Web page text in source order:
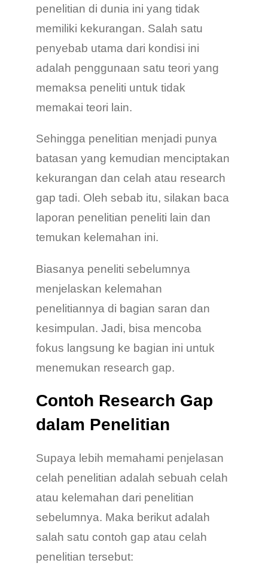
penelitian di dunia ini yang tidak
memiliki kekurangan. Salah satu
penyebab utama dari kondisi ini
adalah penggunaan satu teori yang
memaksa peneliti untuk tidak
memakai teori lain.
Sehingga penelitian menjadi punya
batasan yang kemudian menciptakan
kekurangan dan celah atau research
gap tadi. Oleh sebab itu, silakan baca
laporan penelitian peneliti lain dan
temukan kelemahan ini.
Biasanya peneliti sebelumnya
menjelaskan kelemahan
penelitiannya di bagian saran dan
kesimpulan. Jadi, bisa mencoba
fokus langsung ke bagian ini untuk
menemukan research gap.
Contoh Research Gap
dalam Penelitian
Supaya lebih memahami penjelasan
celah penelitian adalah sebuah celah
atau kelemahan dari penelitian
sebelumnya. Maka berikut adalah
salah satu contoh gap atau celah
penelitian tersebut: